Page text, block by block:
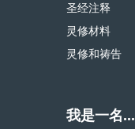
圣经注释
灵修材料
灵修和祷告
我是一名...